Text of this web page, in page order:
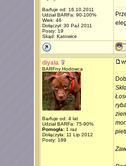
Barfuje od: 16.10.2011
Udział BARFa: 90-100%
Wiek: 46
Dołączył: 30 Paź 2011
Posty: 19
Skąd: Katowice
diyala
BARFny Hodowca
Barfuje od: 4 lat
Udział BARFa: 75-90%
Pomogła:1 raz
Dołączyła: 11 Lip 2012
Posty: 189